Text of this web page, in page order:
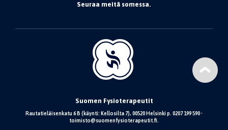
Seuraa meitä somessa.
Suomen Fysioterapeutit
Rautatieläisenkatu 6 B (käynti: Kellosilta 7), 00520 Helsinki p. 0207 199 590 •
toimisto@suomenfysioterapeutit.fi.